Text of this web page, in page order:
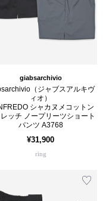
giabsarchivio
（ジャブスアルキヴ
ィオ）
シャカヌメコットン
ッチ ノープリーツショート
パンツ A3768
¥31,900
ring